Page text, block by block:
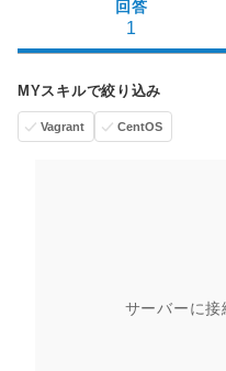
回答
1
MYスキルで絞り込み
Vagrant CentOS
サーバーに接